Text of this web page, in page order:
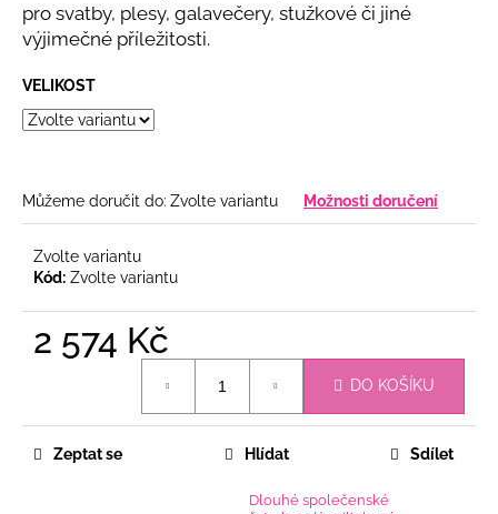
pro svatby, plesy, galavečery, stužkové či jiné
výjimečné příležitosti.
VELIKOST
Můžeme doručit do: Zvolte variantu Možnosti doručení
Zvolte variantu
Kód: Zvolte variantu
2 574 Kč
DO KOŠÍKU
Dlouhé společenské
Zeptat se Hlídat Sdílet